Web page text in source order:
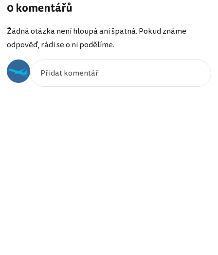
0 komentářů
Žádná otázka není hloupá ani špatná. Pokud známe
odpověď, rádi se o ni podělíme.